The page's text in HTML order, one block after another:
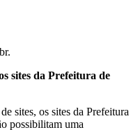
sites da Prefeitura de
sites, os sites da Prefeitura
possibilitam uma